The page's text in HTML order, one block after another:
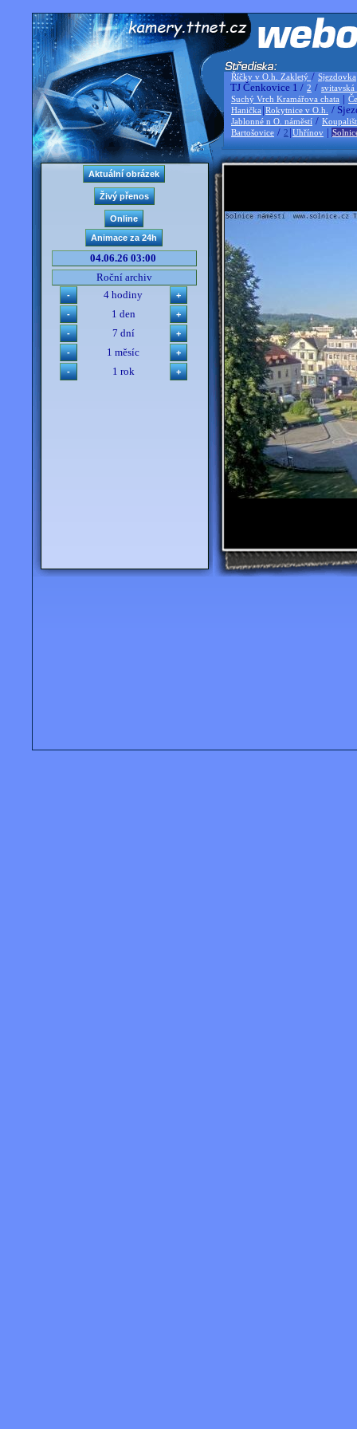
Říčky v O.h. Zakletý / Sjezdovka
TJ Čenkovice 1 / 2 / svitavská
Suchý Vrch Kramářova chata |
Hanička |Rokytnice v O.h. /
Jablonné n O. náměstí /
Bartošovice / 2 |Uhřínov |
04.06.26 03:00
Roční archiv
4 hodiny
1 den
7 dní
1 měsíc
1 rok